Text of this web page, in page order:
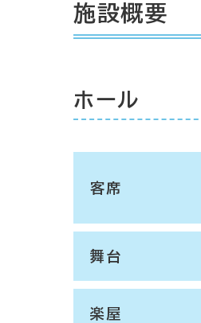
施設概要
ホール
客席
舞台
楽屋